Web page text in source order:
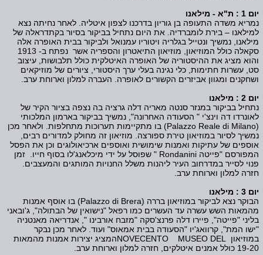
יום 1 : ת"א - מילאנו
נמריא משדה התעופה בן גוריון בדרכנו לצפון איטליה. לאחר נחיתה נצא
למילאנו – בירת לומברדיה. את היום נתחיל בביקור בסיור בקתדראלה של
מילאנו, נמשיך ונטייל בגלריה ויטוריו עמנואל ולביקור בבית האופרה אלה
סקאלה כולל המוזיאון, מוזיאון התיאטרון והספריה אשר נפתח ב- 1913
והוא מציג את ההיסטוריה של האופרה האיטלקית כולל תלבושות, עיצוב
סט, עשרות חתימות, כלי נגינה בעלי ערך היסטורי, ציורים של מוזיקאים
ושחקנים ומגוון אביזרים הקשורים לאופרה. העברה למלון וארוחת ערב.
יום 2 : מילאנו
נתחיל בביקור במנזר סנטה מאריה דלה גרציה בה נצפה בציור הקיר של
לאונרדו דה וינצ'י " הסעודה האחרונה", נמשיך בביקור בארמון המלכותי
(Palazzo Reale di Milano) בו מתקיימות תערוכות מתחלפות. ולאחר מכן
נמשיך לסיור במוזיאון טירת ספורצה. מוזיאון זה מחולק למדורים רבים,
אוספים של עתיקות ואמנות שימושית ואוספים ארכיאולוגים וכן את הפסל
המפורסם "פייטה Rondanini " שפוסל על ידי מיכלאנג'לו בסוף חייו. זמן
פנוי לסייר במדרחוב העיר ליהנות משלל החנויות המותגים והמעצבים.
חזרה למלון וארוחת ערב.
יום 3 : מילאנו
הבוקר נצא לביקור במוזיאון בררה (Palazzo di Brera) בו אוסף אמנות
מהמאות השש עשרה עד העשרים כמו רפאל "נישואין של הבתולה", ג'ובאני
בליני "פייטה", פיירו דלה פרנצ'סקה "מזבח אורבינו ", אנדריאה מאנטניה
"ישו המת", קרוואג'יו "הסעודה בבית אמאוס" ועוד. לאחר מכן נבקר
במוזיאון NOVECENTO MUSEO DELהמציג יצירות אמנות מהמאות
19-20 כולל אמנים איטלקים, חזרה למלון וארוחת ערב.